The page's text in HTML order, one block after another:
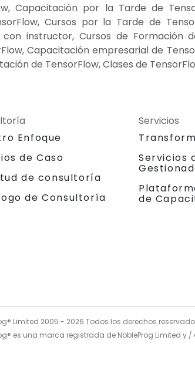
Capacitación por la Tarde de
Cursos por la Tarde de
instructor, Cursos de Formación
Capacitación empresarial de
de TensorFlow, Clases de
Enfoque
de Caso
de consultoría
de Consultoría
Servicios
Servicios
de
Limited 2005 - 2026 Todos los derechos
es una marca registrada de NobleProg Limited y /